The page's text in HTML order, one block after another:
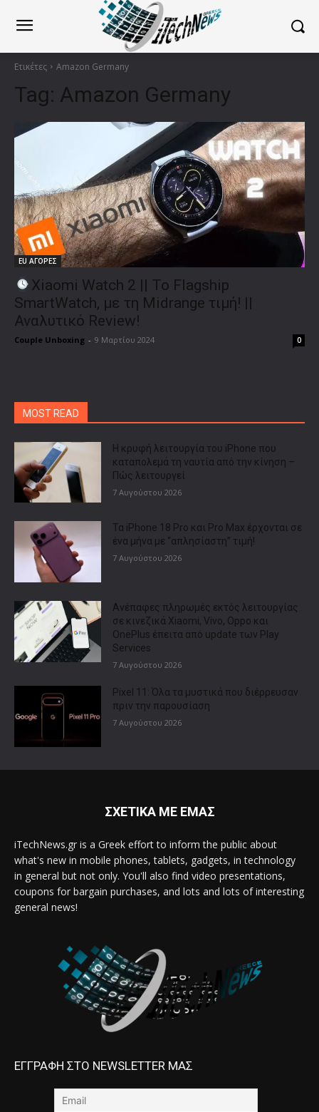
Ετικέτες Amazon Germany
Tag: Amazon Germany
EU ΑΓΟΡΕΣ
Xiaomi Watch 2 || To Flagship
SmartWatch, με τη Midrange τιμή! ||
Αναλυτικό Review!
Couple Unboxing - 9 Μαρτίου 2024 0
MOST READ
Η κρυφή λειτουργία του iPhone που
καταπολεμά τη ναυτία από την κίνηση –
Πώς λειτουργεί
7 Αυγούστου 2026
Τα iPhone 18 Pro και Pro Max έρχονται σε
ένα μήνα με “απλησίαστη” τιμή!
7 Αυγούστου 2026
Ανέπαφες πληρωμές εκτός λειτουργίας
σε κινεζικά Xiaomi, Vivo, Oppo και
OnePlus έπειτα από update των Play
Services
7 Αυγούστου 2026
Pixel 11: Όλα τα μυστικά που διέρρευσαν
πριν την παρουσίαση
7 Αυγούστου 2026
ΣΧΕΤΙΚΑ ΜΕ ΕΜΑΣ
iTechNews.gr is a Greek effort to inform the public about
what's new in mobile phones, tablets, gadgets, in technology
in general but not only. You'll also find video presentations,
coupons for bargain purchases, and lots and lots of interesting
general news!
ΕΓΓΡΑΦΗ ΣΤΟ NEWSLETTER ΜΑΣ